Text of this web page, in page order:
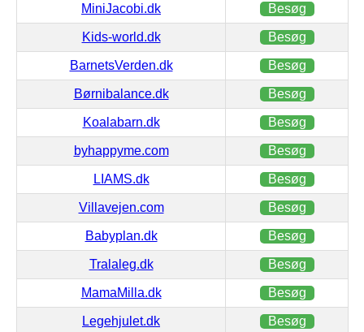
MiniJacobi.dk Besøg
Kids-world.dk Besøg
BarnetsVerden.dk Besøg
Børnibalance.dk Besøg
Koalabarn.dk Besøg
byhappyme.com Besøg
LIAMS.dk Besøg
Villavejen.com Besøg
Babyplan.dk Besøg
Tralaleg.dk Besøg
MamaMilla.dk Besøg
Legehjulet.dk Besøg